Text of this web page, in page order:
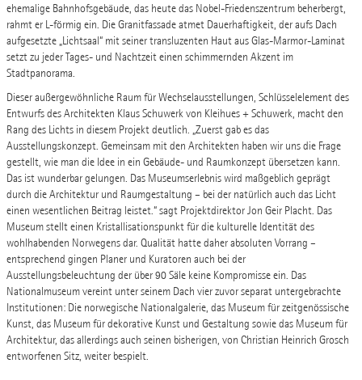
ehemalige Bahnhofsgebäude, das heute das Nobel-Friedenszentrum beherbergt,
rahmt er L-förmig ein. Die Granitfassade atmet Dauerhaftigkeit, der aufs Dach
aufgesetzte „Lichtsaal“ mit seiner transluzenten Haut aus Glas-Marmor-Laminat
setzt zu jeder Tages- und Nachtzeit einen schimmernden Akzent im
Stadtpanorama.
Dieser außergewöhnliche Raum für Wechselausstellungen, Schlüsselelement des
Entwurfs des Architekten Klaus Schuwerk von Kleihues + Schuwerk, macht den
Rang des Lichts in diesem Projekt deutlich. „Zuerst gab es das
Ausstellungskonzept. Gemeinsam mit den Architekten haben wir uns die Frage
gestellt, wie man die Idee in ein Gebäude- und Raumkonzept übersetzen kann.
Das ist wunderbar gelungen. Das Museumserlebnis wird maßgeblich geprägt
durch die Architektur und Raumgestaltung – bei der natürlich auch das Licht
einen wesentlichen Beitrag leistet.“ sagt Projektdirektor Jon Geir Placht. Das
Museum stellt einen Kristallisationspunkt für die kulturelle Identität des
wohlhabenden Norwegens dar. Qualität hatte daher absoluten Vorrang –
entsprechend gingen Planer und Kuratoren auch bei der
Ausstellungsbeleuchtung der über 90 Säle keine Kompromisse ein. Das
Nationalmuseum vereint unter seinem Dach vier zuvor separat untergebrachte
Institutionen: Die norwegische Nationalgalerie, das Museum für zeitgenössische
Kunst, das Museum für dekorative Kunst und Gestaltung sowie das Museum für
Architektur, das allerdings auch seinen bisherigen, von Christian Heinrich Grosch
entworfenen Sitz, weiter bespielt.